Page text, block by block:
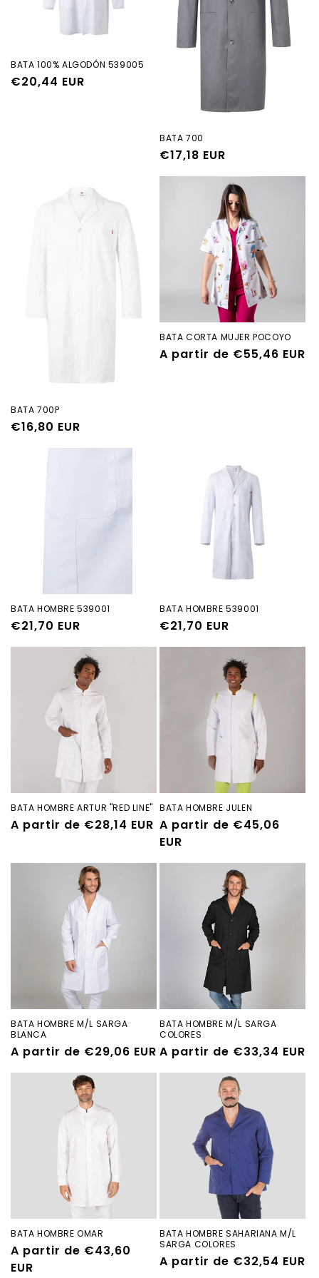
:
BATA 100% ALGODÓN 539005
Precio
€20,44 EUR
BATA 700
Precio
€17,18 EUR
BATA 700P
Precio
€16,80 EUR
BATA CORTA MUJER POCOYO
Precio
A partir de €55,46 EUR
BATA HOMBRE 539001
Precio
habitual
€21,70 EUR
BATA HOMBRE 539001
Precio
habitual
€21,70 EUR
BATA HOMBRE ARTUR "RED LINE"
Precio
A partir de €28,14 EUR
BATA HOMBRE JULEN
Precio
habitual
A partir de €45,06
EUR
BATA HOMBRE M/L SARGA
BLANCA
Precio
habitual
A partir de €29,06 EUR
BATA HOMBRE M/L SARGA
COLORES
Precio
habitual
A partir de €33,34 EUR
BATA HOMBRE OMAR
Precio
habitual
A partir de €43,60
EUR
BATA HOMBRE SAHARIANA M/L
SARGA COLORES
Precio
A partir de €32,54 EUR